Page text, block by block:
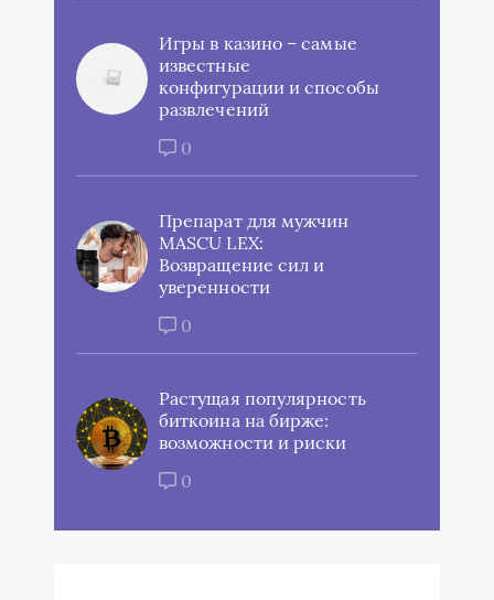
Игры в казино – самые
известные
конфигурации и способы
развлечений
0
Препарат для мужчин
MASCU LEX:
Возвращение сил и
уверенности
0
Растущая популярность
биткоина на бирже:
возможности и риски
0